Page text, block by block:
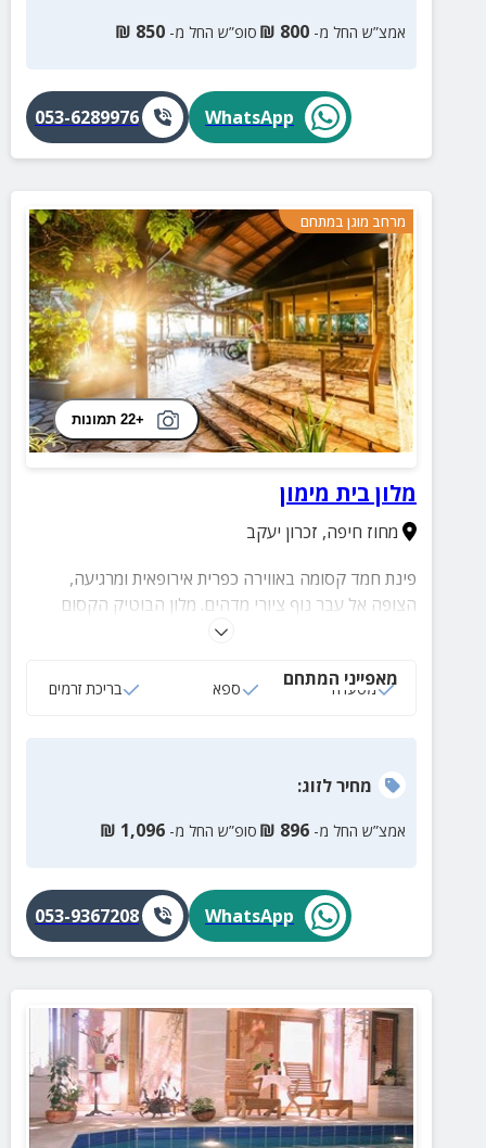
אמצ”ש החל מ- 800
₪ סופ”ש החל מ- 850
₪
WhatsApp
053-6289976
מרחב מוגן במתחם
+22 תמונות
מלון בית מימון
מחוז חיפה, זכרון יעקב
פינת חמד קסומה באווירה כפרית אירופאית ומרגיעה,
הצופה אל עבר נוף ציורי מדהים. מלון הבוטיק הקסום
ממוקם על הרכס המערבי של זכרון יעקב, במקום בריכת
מאפייני המתחם
מסעדה ספא בריכת זרמים
מחירלזוג:
אמצ”ש החל מ- 896
₪ סופ”ש החל מ- 1,096
₪
WhatsApp
053-9367208